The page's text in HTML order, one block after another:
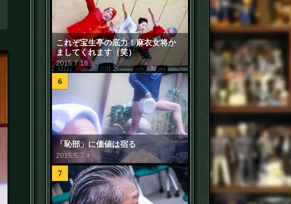
これぞ宝生亭の底力！麻衣女将か
ましてくれます（笑）
2015.7.18 土
6
「恥部」に価値は宿る
2015 .5 .7 木
7